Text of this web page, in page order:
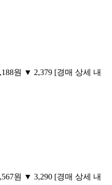
원 ▼ 2,379 [경매 상세 내
원 ▼ 3,290 [경매 상세 내